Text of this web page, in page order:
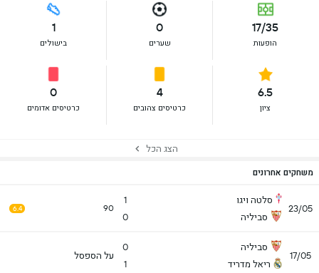
17/35
הופעות
0
שערים
1
בישולים
6.5
ציון
4
כרטיסים צהובים
0
כרטיסים אדומים
הצג הכל
משחקים אחרונים
23/05
סלטה ויגו
סביליה
1
0
90
6.4
17/05
סביליה
ריאל מדריד
0
1
על הספסל